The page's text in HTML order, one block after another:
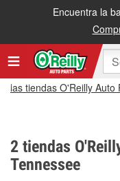
Encuentra la
las tiendas O'Reilly Auto
2 tiendas
Tennessee